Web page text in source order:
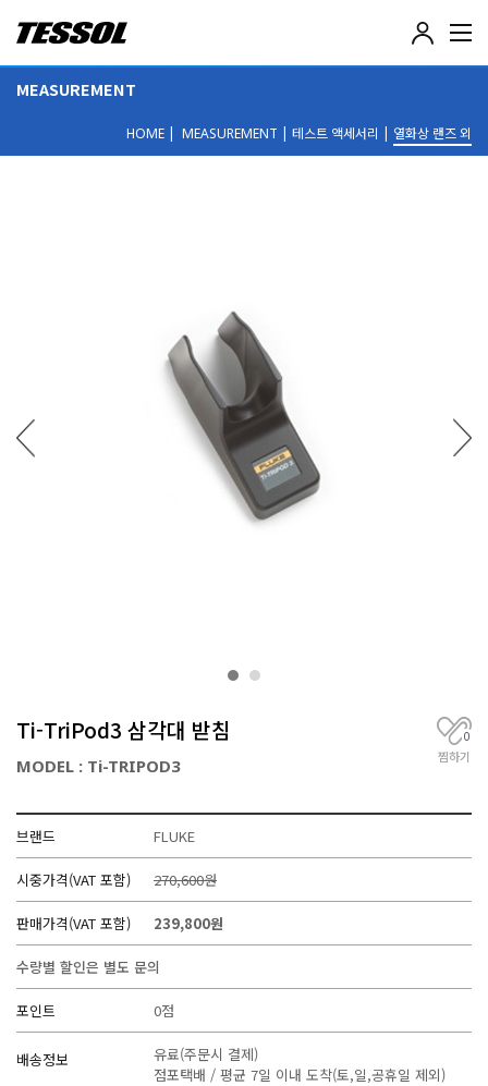
테
(
T
S
데
이
MEASUREMENT
HOME | MEASUREMENT | 테스트 액세서리 | 열화상 랜즈 외
Ti-TriPod3 삼각대 받침
MODEL : Ti-TRIPOD3
0
찜하기
브랜드 FLUKE
시중가격(VAT 포함) 270,600원
판매가격(VAT 포함) 239,800원
수량별 할인은 별도 문의
포인트 0점
배송정보
유료(주문시 결제)
점포택배 / 평균 7일 이내 도착(토,일,공휴일 제외)